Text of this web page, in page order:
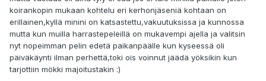
koirankopin mukaan kohtelu eri kerhonjäseniä kohtaan on
erillainen,kyllä minini on katsastettu,vakuutuksissa ja kunnossa
mutta kun muilla harrastepeleillä on mukavempi ajella ja valitsin
nyt nopeimman pelin edetä paikanpäälle kun kyseessä oli
päiväkäynti ilman perhettä,toki ois voinnut jäädä yöksikin kun
tarjottiin mökki majoitustakin :)